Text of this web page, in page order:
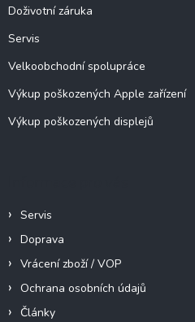
Doživotní záruka
Servis
Velkoobchodní spolupráce
Výkup poškozených Apple zařízení
Výkup poškozených displejů
Servis
Doprava
Vrácení zboží / VOP
Ochrana osobních údajů
Články